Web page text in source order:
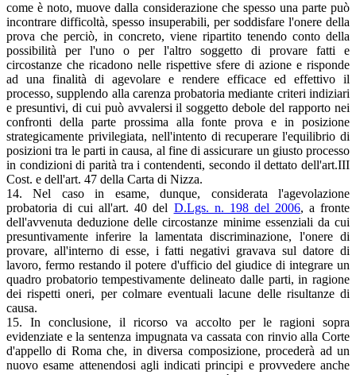
come è noto, muove dalla considerazione che spesso una parte può
incontrare difficoltà, spesso insuperabili, per soddisfare l'onere della
prova che perciò, in concreto, viene ripartito tenendo conto della
possibilità per l'uno o per l'altro soggetto di provare fatti e
circostanze che ricadono nelle rispettive sfere di azione e risponde
ad una finalità di agevolare e rendere efficace ed effettivo il
processo, supplendo alla carenza probatoria mediante criteri indiziari
e presuntivi, di cui può avvalersi il soggetto debole del rapporto nei
confronti della parte prossima alla fonte prova e in posizione
strategicamente privilegiata, nell'intento di recuperare l'equilibrio di
posizioni tra le parti in causa, al fine di assicurare un giusto processo
in condizioni di parità tra i contendenti, secondo il dettato dell'art.III
Cost. e dell'art. 47 della Carta di Nizza.
14. Nel caso in esame, dunque, considerata l'agevolazione
probatoria di cui all'art. 40 del D.Lgs. n. 198 del 2006, a fronte
dell'avvenuta deduzione delle circostanze minime essenziali da cui
presuntivamente inferire la lamentata discriminazione, l'onere di
provare, all'interno di esse, i fatti negativi gravava sul datore di
lavoro, fermo restando il potere d'ufficio del giudice di integrare un
quadro probatorio tempestivamente delineato dalle parti, in ragione
dei rispetti oneri, per colmare eventuali lacune delle risultanze di
causa.
15. In conclusione, il ricorso va accolto per le ragioni sopra
evidenziate e la sentenza impugnata va cassata con rinvio alla Corte
d'appello di Roma che, in diversa composizione, procederà ad un
nuovo esame attenendosi agli indicati principi e provvedere anche